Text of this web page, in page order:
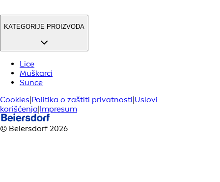
KATEGORIJE PROIZVODA
Lice
Muškarci
Sunce
Cookies|Politika o zaštiti privatnosti|Uslovi
korišćenja|Impresum
© Beiersdorf 2026